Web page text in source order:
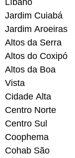
Jardim Cuiabá
Jardim Aroeiras
Altos da Serra
Altos do Coxipó
Altos da Boa
Vista
Cidade Alta
Centro Norte
Centro Sul
Coophema
Cohab São